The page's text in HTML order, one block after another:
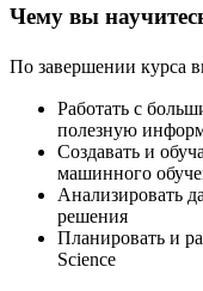
Чему вы
По завершении курса
Работать с
полезную
Создавать и
машинного
Анализировать
решения
Планировать и
Science